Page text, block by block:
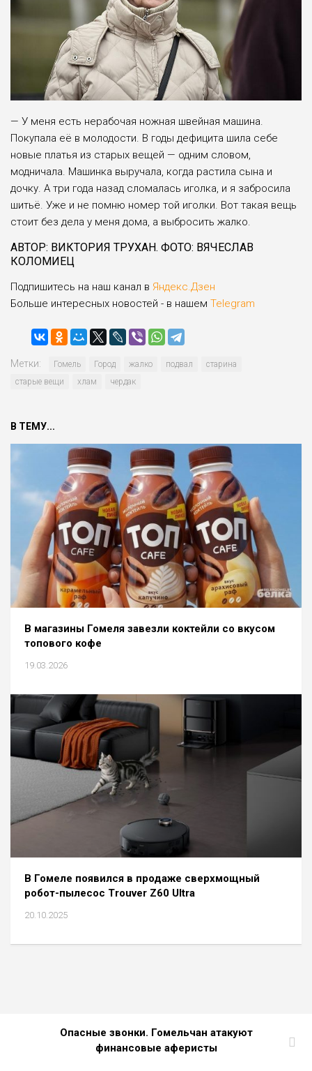
— У меня есть нерабочая ножная швейная машина.
Покупала её в молодости. В годы дефицита шила себе
новые платья из старых вещей — одним словом,
модничала. Машинка выручала, когда растила сына и
дочку. А три года назад сломалась иголка, и я забросила
шитьё. Уже и не помню номер той иголки. Вот такая вещь
стоит без дела у меня дома, а выбросить жалко.
АВТОР: ВИКТОРИЯ ТРУХАН. ФОТО: ВЯЧЕСЛАВ
КОЛОМИЕЦ
Подпишитесь на наш канал в Яндекс.Дзен
Больше интересных новостей - в нашем Telegram
Метки: Гомель Город жалко подвал
старина
старые вещи
хлам чердак
В ТЕМУ...
В магазины Гомеля завезли коктейли со вкусом
топового кофе
19.03.2026
В Гомеле появился в продаже сверхмощный
робот-пылесос Trouver Z60 Ultra
20.10.2025
Опасные звонки. Гомельчан атакуют
финансовые аферисты